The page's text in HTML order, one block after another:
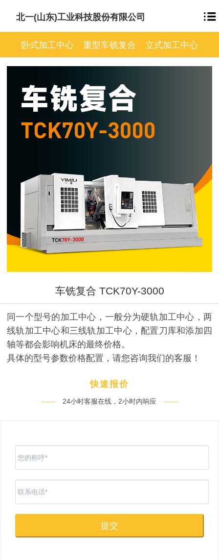
北一(山东)工业科技股份有限公司
卧式加工中心 重型车铣复合 立式加工中心
车铣复合 TCK70Y-3000
同一个型号的加工中心，一般分为硬轨加工中心，两
线轨加工中心和三线轨加工中心，配置刀库和添加四
轴等都会影响机床的最终价格。
具体的型号参数价格配置，请您咨询我们的客服！
快速报价
—— 24小时客服在线，2小时内响应 ——